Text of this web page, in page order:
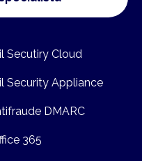
Secutiry Cloud
Security Appliance
DMARC
365